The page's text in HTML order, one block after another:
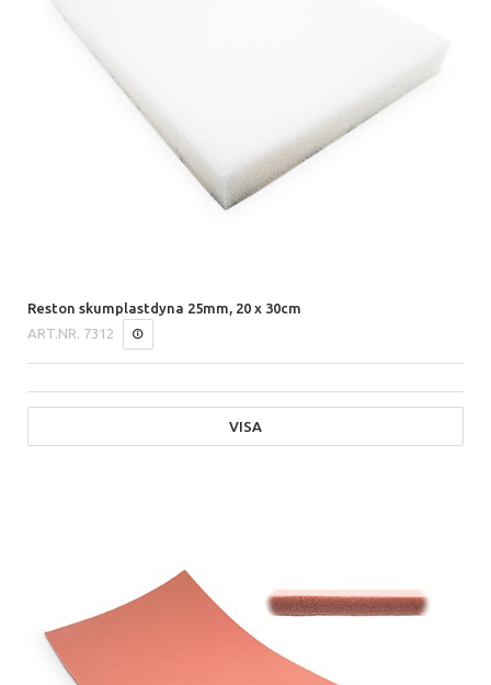
Reston skumplastdyna 25mm, 20 x 30cm
ART.NR. 7312
VISA